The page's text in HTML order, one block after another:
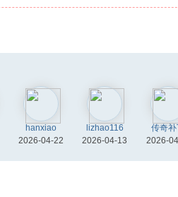
hanxiao
2026-04-22
lizhao116
2026-04-13
传奇
2026-